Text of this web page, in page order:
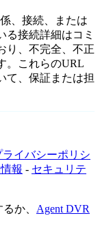
、接続、または
る接続詳細はコミ
り、不完全、不正
。これらのURL
て、保証または担
ライバシーポリシ
報 - セキュリテ
るか、 Agent DVR